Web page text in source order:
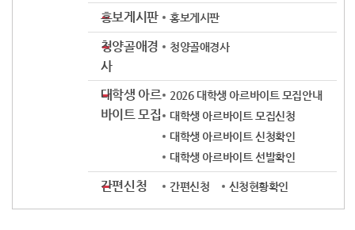
홍보게시판 홍보게시판
청양골애경
사
청양골애경사
대학생 아르
바이트 모집
2026 대학생 아르바이트 모집안내
대학생 아르바이트 모집신청
대학생 아르바이트 신청확인
대학생 아르바이트 선발확인
간편신청 간편신청 신청현황확인